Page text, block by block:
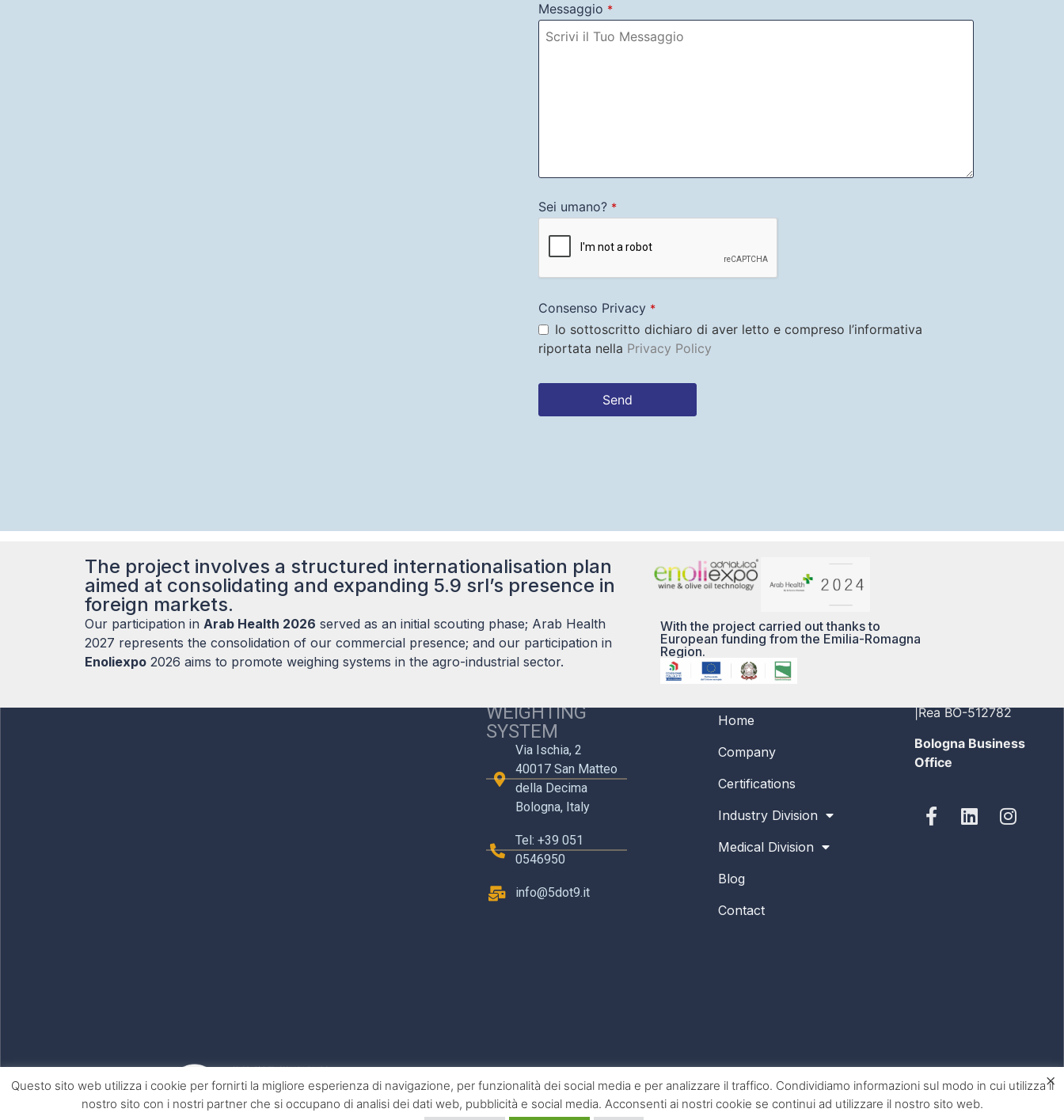
Messaggio *
Sei umano? *
Consenso Privacy *
Io sottoscritto dichiaro di aver letto e compreso l’informativa
riportata nella Privacy Policy
Send
The project involves a structured internationalisation plan
aimed at consolidating and expanding 5.9 srl’s presence in
foreign markets.
Our participation in Arab Health 2026 served as an initial scouting phase; Arab Health
2027 represents the consolidation of our commercial presence; and our participation in
Enoliexpo 2026 aims to promote weighing systems in the agro-industrial sector.
With the project carried out thanks to
European funding from the Emilia-Romagna
Region.
WEIGHTING
SYSTEM
Via Ischia, 2
40017 San Matteo
della Decima
Bologna, Italy
Tel: +39 051
0546950
info@5dot9.it
Home
Company
Certifications
Industry Division
Medical Division
Blog
Contact
|Rea BO-512782
Bologna Business
Office
Questo sito web utilizza i cookie per fornirti la migliore esperienza di navigazione, per funzionalità dei social media e per analizzare il traffico. Condividiamo informazioni sul modo in cui utilizza il
nostro sito con i nostri partner che si occupano di analisi dei dati web, pubblicità e social media. Acconsenti ai nostri cookie se continui ad utilizzare il nostro sito web.
×